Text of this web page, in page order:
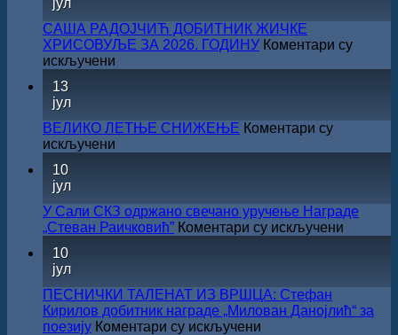
конкурса
Министарства
културе
за
издања
на
српском
САША РАДОЈЧИЋ ДОБИТНИК ЖИЧКЕ
ХРИСОВУЉЕ ЗА 2026. ГОДИНУ Коментари су
искључени
ЖИЧКЕ
ХРИСОВУЉЕ
ЗА
13
јул
ВЕЛИКО ЛЕТЊЕ СНИЖЕЊЕ Коментари су
искључени
10
јул
У Сали СКЗ одржано свечано уручење Награде
„Стеван Раичковић” Коментари су искључени
свечано
10
јул
ПЕСНИЧКИ ТАЛЕНАТ ИЗ ВРШЦА: Стефан
Кирилов добитник награде „Милован Данојлић“ за
поезију Коментари су искључени